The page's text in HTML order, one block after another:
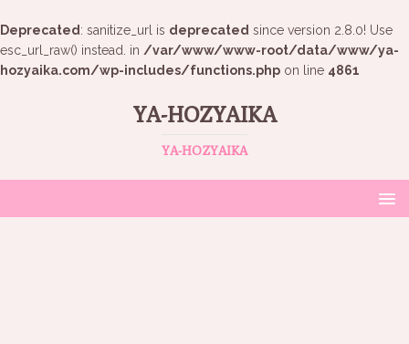
Deprecated : sanitize_url is deprecated since version 2.8.0! Use
esc_url_raw() instead. in /var/www/www-root/data/www/ya-
hozyaika.com/wp-includes/functions.php on line 4861
YA-HOZYAIKA
YA-HOZYAIKA